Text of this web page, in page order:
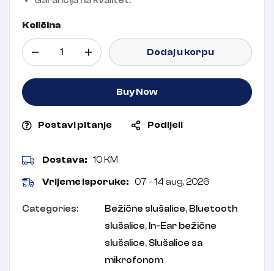
Količina
Dodaj u korpu
Buy Now
Postavi pitanje Podijeli
Dostava: 10 KM
Vrijeme isporuke: 07 - 14 aug, 2026
Categories: Bežične slušalice, Bluetooth
slušalice, In-Ear bežične
slušalice, Slušalice sa
mikrofonom